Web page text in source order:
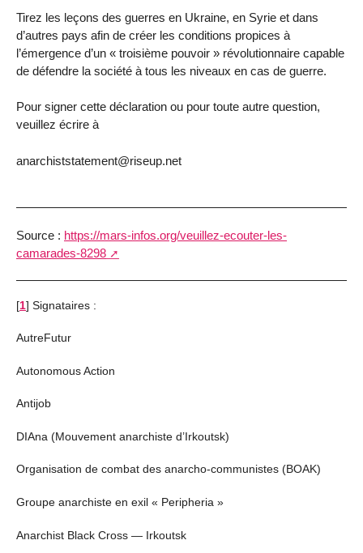
Tirez les leçons des guerres en Ukraine, en Syrie et dans
d’autres pays afin de créer les conditions propices à
l’émergence d’un « troisième pouvoir » révolutionnaire capable
de défendre la société à tous les niveaux en cas de guerre.
Pour signer cette déclaration ou pour toute autre question,
veuillez écrire à
anarchiststatement@riseup.net
Source : https://mars-infos.org/veuillez-ecouter-les-
camarades-8298
[1] Signataires :
AutreFutur
Autonomous Action
Antijob
DIAna (Mouvement anarchiste d’Irkoutsk)
Organisation de combat des anarcho-communistes (BOAK)
Groupe anarchiste en exil « Peripheria »
Anarchist Black Cross — Irkoutsk